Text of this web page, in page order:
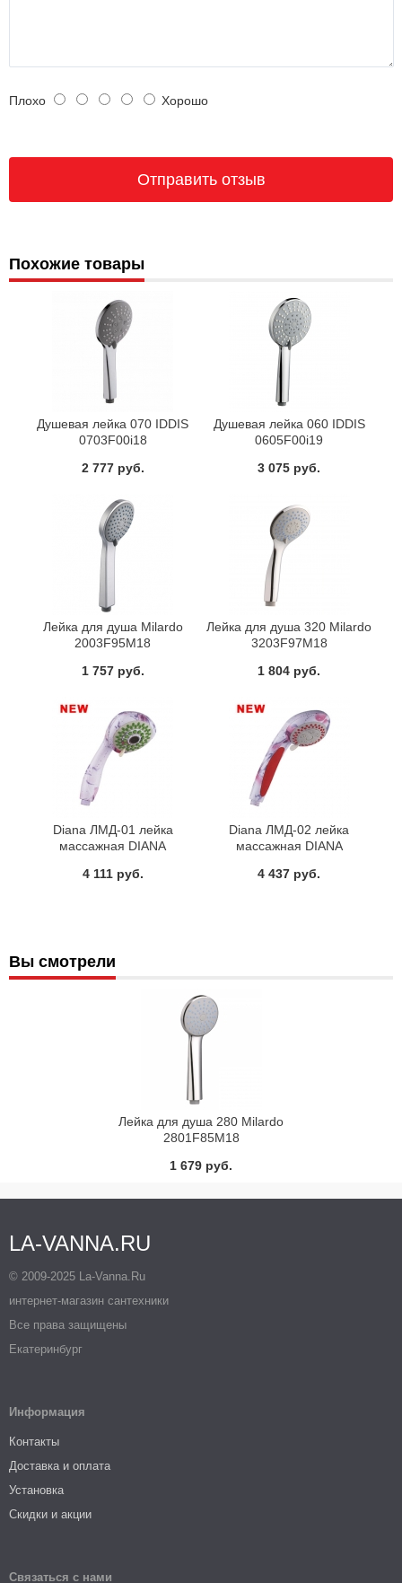
Плохо Хорошо
Похожие товары
Душевая лейка 070 IDDIS
0703F00i18
2 777 руб.
Душевая лейка 060 IDDIS
0605F00i19
3 075 руб.
Лейка для душа Milardo
2003F95M18
1 757 руб.
Лейка для душа 320 Milardo
3203F97M18
1 804 руб.
Diana ЛМД-01 лейка
массажная DIANA
4 111 руб.
Diana ЛМД-02 лейка
массажная DIANA
4 437 руб.
Вы смотрели
Лейка для душа 280 Milardo
2801F85M18
1 679 руб.
LA-VANNA.RU
© 2009-2025 La-Vanna.Ru
интернет-магазин сантехники
Все права защищены
Екатеринбург
Информация
Контакты
Доставка и оплата
Установка
Скидки и акции
Связаться с нами